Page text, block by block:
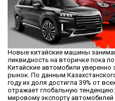
​Новые китайские машины
ликвидность на вторичке пока
Китайские автомобили
рынок. По данным
году их доля достигла 39% от
отражает глобальную
мировому экспорту